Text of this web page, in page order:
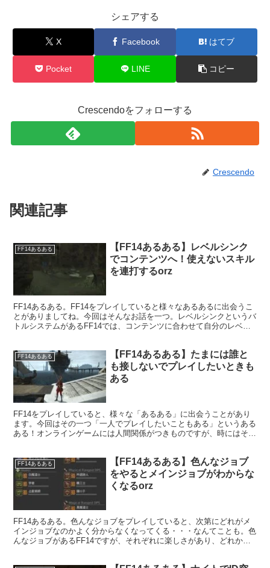
シェアする
X Facebook はてブ
Pocket LINE コピー
Crescendoをフォローする
Crescendo
関連記事
FF14あるある
【FF14あるある】レベルシンク
でコンテンツへ！使えないスキル
を連打するorz
FF14あるある。FF14をプレイしていると様々なあるあるに出会うこ
とがありましてね。今回はそんなお話を一つ。レベルシンクというバ
トルシステムがあるFF14では、コンテンツに合わせて自分のレベル
FF14あるある
【FF14あるある】たまには誰と
も接しないでプレイしたいときも
ある
FF14をプレイしていると、様々な「あるある」に出会うことがあり
ます。今回はその一つ「一人でプレイしたいこともある」というある
ある！オンラインゲームには人間関係がつきものですが、時にはそう
FF14あるある
【FF14あるある】色んなジョブ
をやるとメインジョブがわからな
くなるorz
FF14あるある。色んなジョブをプレイしていると、次第にどれがメ
インジョブなのかよく分からなくなってくる・・・なんてことも。色
んなジョブがあるFF14ですが、それぞれに楽しさがあり、どれか一